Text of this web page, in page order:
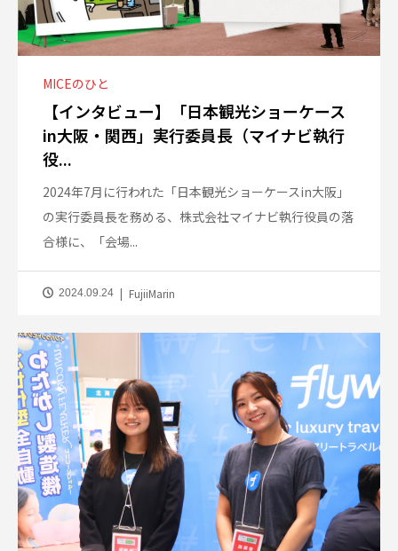
MICEのひと
【インタビュー】「日本観光ショーケース
in大阪・関西」実行委員長（マイナビ執行
役...
2024年7月に行われた「日本観光ショーケースin大阪」
の実行委員長を務める、株式会社マイナビ執行役員の落
合様に、「会場...
2024.09.24 FujiiMarin